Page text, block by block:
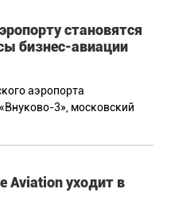
становятся
бизнес-авиации
аэропорта
3», московский
Aviation уходит в